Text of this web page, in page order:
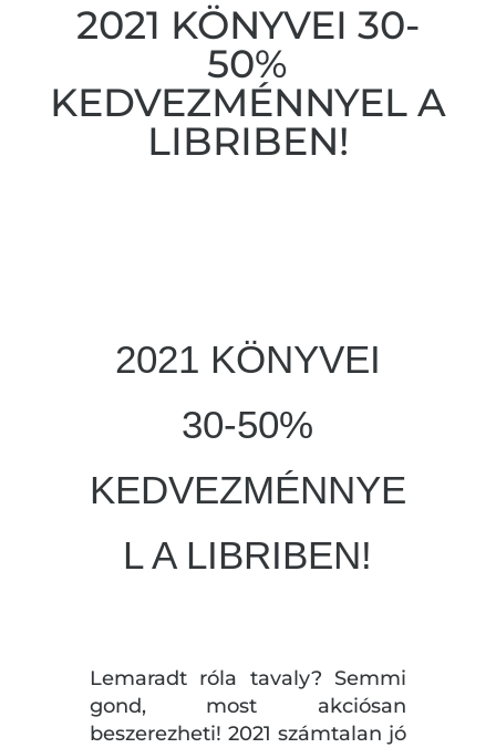
2021 KÖNYVEI 30-
50%
KEDVEZMÉNNYEL A
LIBRIBEN!
2021 KÖNYVEI
30-50%
KEDVEZMÉNNYE
L A LIBRIBEN!
Lemaradt róla tavaly? Semmi
gond, most akciósan
beszerezheti! 2021 számtalan jó